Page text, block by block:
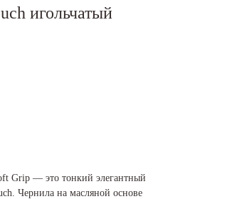
игольчатый
Grip — это тонкий элегантный
Чернила на масляной основе